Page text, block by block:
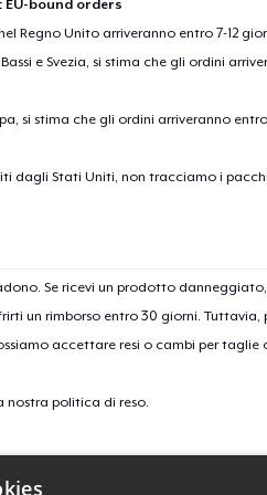
EU-bound orders
Regno Unito arriveranno entro 7-12
e Svezia, si stima che gli ordini
si stima che gli ordini arriveranno
dagli Stati Uniti, non tracciamo i
Se ricevi un prodotto
un rimborso entro 30 giorni.
accettare resi o cambi per taglie
nostra politica di reso.
Comfort Tee
15,99 USD
Comfort
24,99 USD